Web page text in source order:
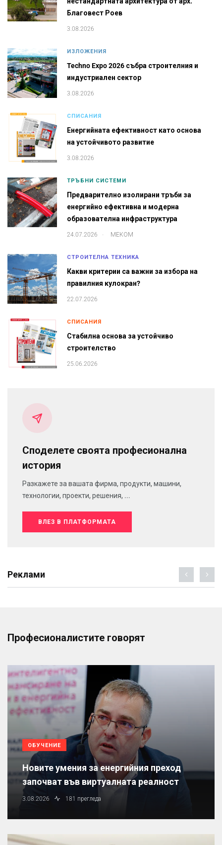
Благовест Роев
3.08.2026
ИЗЛОЖЕНИЯ
Techno Expo 2026 събра строителния и
индустриален сектор
3.08.2026
СПИСАНИЯ
Енергийната ефективност като основа
на устойчивото развитие
3.08.2026
ТРЪБНИ СИСТЕМИ
Предварително изолирани тръби за
енергийно ефективна и модерна
образователна инфраструктура
24.07.2026 МЕКОМ
СТРОИТЕЛНА ТЕХНИКА
Какви критерии са важни за избора на
правилния кулокран?
22.07.2026
СПИСАНИЯ
Стабилна основа за устойчиво
строителство
25.06.2026
Споделете своята професионална
история
Разкажете за вашата фирма, продукти, машини,
технологии, проекти, решения, ...
ВЛЕЗ В ПЛАТФОРМАТА
Реклами
Професионалистите говорят
ОБУЧЕНИЕ
Новите умения за енергийния преход
започват във виртуалната реалност
3.08.2026 181 прегледа